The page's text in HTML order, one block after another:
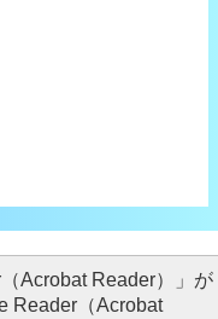
Acrobat Reader）」が
Reader（Acrobat